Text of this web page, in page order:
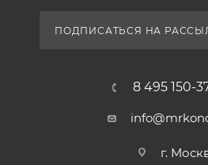
ПОДПИСАТЬСЯ НА
8 495 150-
г.